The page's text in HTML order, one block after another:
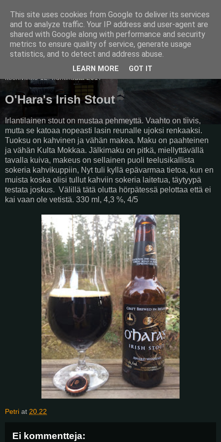
Pullollinen
keskiviikko 12. huhtikuuta 2017
O'Hara's Irish Stout
Irlantilainen stout on mustaa pehmeyttä. Vaahto on tiivis,
mutta se katoaa nopeasti lasin reunalle ujoksi renkaaksi.
Tuoksu on kahvinen ja vähän makea. Maku on paahteinen
ja vähän Kulta Mokkaa. Jälkimaku on pitkä, miellyttävällä
tavalla kuiva, makeus on sellainen puoli teelusikallista
sokeria kahvikuppiin, Nyt tuli kyllä epävarmaa tietoa, kun en
muista koska olisi tullut kahviin sokeria laitetua, täytyypä
testata joskus. Välillä tätä olutta hörpätessä pelottaa että ei
kai vaan ole vetistä. 330 ml, 4,3 %, 4/5
Petri at 20.22
Ei kommentteja:
This site uses cookies from Google to deliver its services
and to analyze traffic. Your IP address and user-agent are
shared with Google along with performance and security
metrics to ensure quality of service, generate usage
statistics, and to detect and address abuse.
LEARN MORE GOT IT